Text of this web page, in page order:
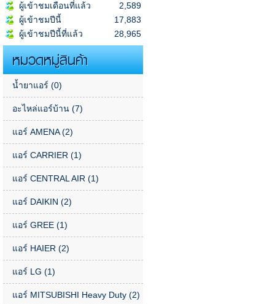
ผู้เข้าชมเดือนที่แล้ว
2,589
ผู้เข้าชมปีนี้
17,883
ผู้เข้าชมปีนี้ที่แล้ว
28,965
หมวดหมู่สินค้า
น้ำยาแอร์ (0)
อะไหล่แอร์บ้าน (7)
แอร์ AMENA(2)
แอร์ CARRIER (1)
แอร์ CENTRAL AIR (1)
แอร์ DAIKIN (2)
แอร์ GREE (1)
แอร์ HAIER (2)
แอร์ LG (1)
แอร์ MITSUBISHI Heavy Duty (2)